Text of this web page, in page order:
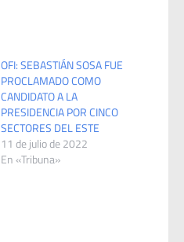
OFI: SEBASTIÁN SOSA FUE
PROCLAMADO COMO
CANDIDATO A LA
PRESIDENCIA POR CINCO
SECTORES DEL ESTE
11 de julio de 2022
En «Tribuna»